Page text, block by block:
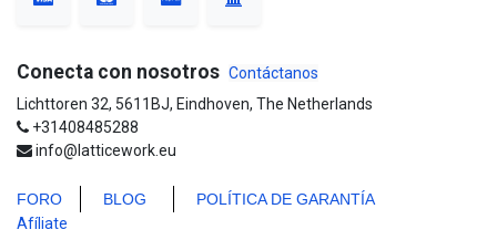
Conecta con nosotros Contáctanos
Lichttoren 32, 5611BJ, Eindhoven, The Netherlands
+31408485288
info@latticework.eu
FORO BLOG
POLÍTICA DE GARANTÍA
Afíliate